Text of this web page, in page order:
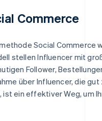
Commerce
Social Commerce
stellen Influencer mit
Follower,
über Influencer, die gut
ist ein effektiver Weg, um